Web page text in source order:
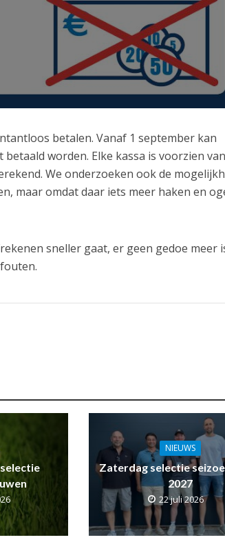
betalen. Vanaf 1 september kan
worden. Elke kassa is voorzien
We onderzoeken ook de
maar omdat daar iets meer haken en
sneller gaat, er geen gedoe meer
NIEUWS
Zaterdag selectie
2027
22 juli 2026